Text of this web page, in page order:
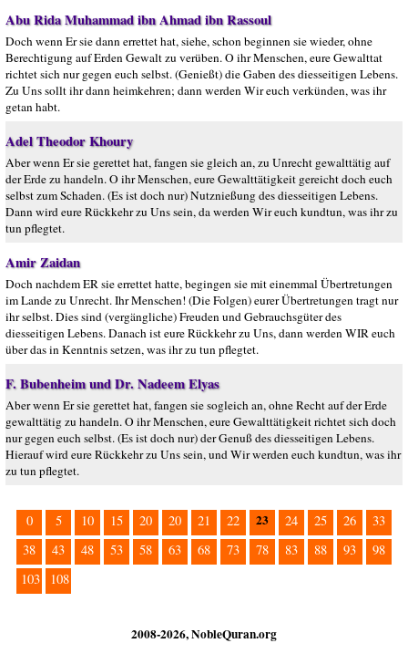
Abu Rida Muhammad ibn Ahmad ibn Rassoul
Doch wenn Er sie dann errettet hat, siehe, schon beginnen sie wieder, ohne
Berechtigung auf Erden Gewalt zu verüben. O ihr Menschen, eure Gewalttat
richtet sich nur gegen euch selbst. (Genießt) die Gaben des diesseitigen Lebens.
Zu Uns sollt ihr dann heimkehren; dann werden Wir euch verkünden, was ihr
getan habt.
Adel Theodor Khoury
Aber wenn Er sie gerettet hat, fangen sie gleich an, zu Unrecht gewalttätig auf
der Erde zu handeln. O ihr Menschen, eure Gewalttätigkeit gereicht doch euch
selbst zum Schaden. (Es ist doch nur) Nutznießung des diesseitigen Lebens.
Dann wird eure Rückkehr zu Uns sein, da werden Wir euch kundtun, was ihr zu
tun pflegtet.
Amir Zaidan
Doch nachdem ER sie errettet hatte, begingen sie mit einemmal Übertretungen
im Lande zu Unrecht. Ihr Menschen! (Die Folgen) eurer Übertretungen tragt nur
ihr selbst. Dies sind (vergängliche) Freuden und Gebrauchsgüter des
diesseitigen Lebens. Danach ist eure Rückkehr zu Uns, dann werden WIR euch
über das in Kenntnis setzen, was ihr zu tun pflegtet.
F. Bubenheim und Dr. Nadeem Elyas
Aber wenn Er sie gerettet hat, fangen sie sogleich an, ohne Recht auf der Erde
gewalttätig zu handeln. O ihr Menschen, eure Gewalttätigkeit richtet sich doch
nur gegen euch selbst. (Es ist doch nur) der Genuß des diesseitigen Lebens.
Hierauf wird eure Rückkehr zu Uns sein, und Wir werden euch kundtun, was ihr
zu tun pflegtet.
0 5 10 15 20 20 21 22 23 24 25 26
33
38
43 48 53 58 63 68 73 78 83 88 93
98
103
108
2008-2026, NobleQuran.org